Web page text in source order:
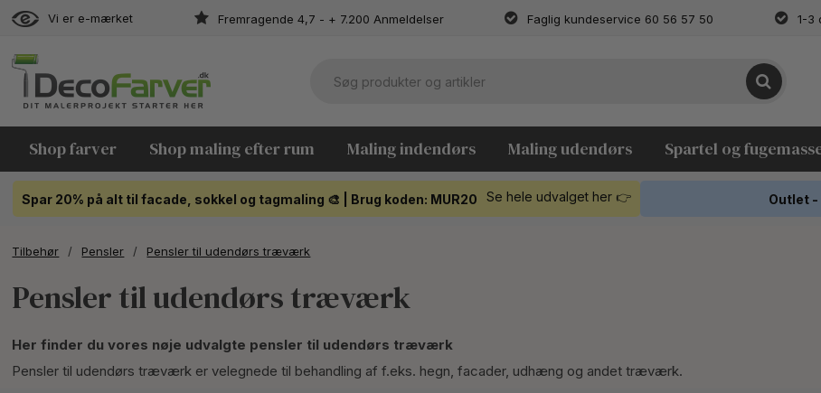
Vi er e-mærket Fremragende 4,7 - + 7.200 Anmeldelser Faglig kundeservice 60 56 57 50 1-3
Shop farver Shop maling efter rum Maling indendørs Maling udendørs Spartel og
Spar 20% på alt til facade, sokkel og tagmaling 🎨 | Brug koden: MUR20 Se hele udvalget her 👉 Outlet -
Tilbehør / Pensler / Pensler til udendørs træværk
Pensler til udendørs træværk
Her finder du vores nøje udvalgte pensler til udendørs træværk
Pensler til udendørs træværk er velegnede til behandling af f.eks. hegn, facader, udhæng og andet træværk.